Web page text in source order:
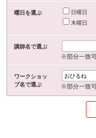
曜日を選ぶ 日曜日
木曜日
講師名で選ぶ
※部分一致
ワークショッ
プ名で選ぶ
※部分一致